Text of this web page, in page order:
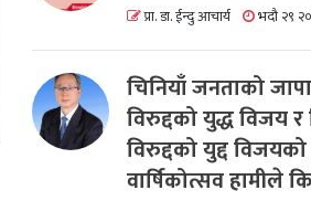
प्रा. डा. ईन्दु आचार्य भदौ २९
चिनियाँ जनताको
विरुद्दको युद्ध विजय र
विरुद्दको युद्द
वार्षिकोत्सव हामीले